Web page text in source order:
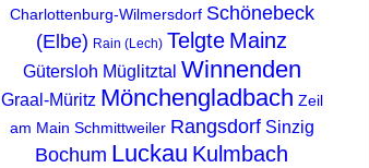
Charlottenburg-Wilmersdorf Schönebeck
(Elbe) Rain (Lech) Telgte Mainz
Gütersloh Müglitztal Winnenden
Graal-Müritz Mönchengladbach Zeil
am Main Schmittweiler Rangsdorf Sinzig
Bochum Luckau Kulmbach